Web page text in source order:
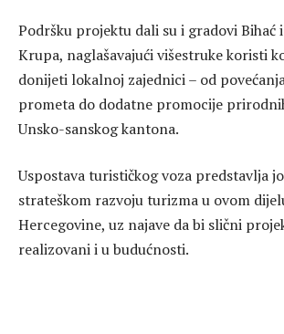
Podršku projektu dali su i gradovi Bihać
Krupa, naglašavajući višestruke koristi
donijeti lokalnoj zajednici – od
prometa do dodatne promocije
Unsko-sanskog kantona.
Uspostava turističkog voza predstavlja
strateškom razvoju turizma u ovom
Hercegovine, uz najave da bi slični
realizovani i u budućnosti.